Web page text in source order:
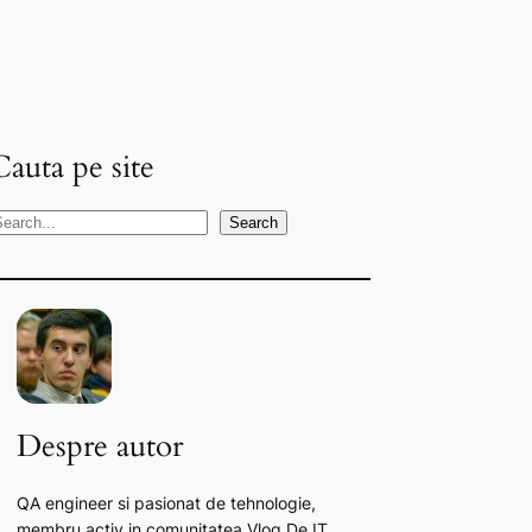
pe site
Search
Despre autor
QA engineer si pasionat de tehnologie,